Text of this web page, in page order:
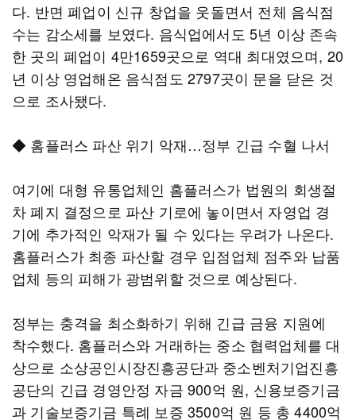
다. 반면 폐업이 신규 창업을 웃돌면서 전체 음식점
수는 감소세를 보였다. 음식업에서도 5년 이상 존속
한 곳의 폐업이 4만1659곳으로 역대 최대였으며, 20
년 이상 영업해온 음식점도 2797곳이 문을 닫은 것
으로 조사됐다.
◆ 홈플러스 파산 위기 악재…정부 긴급 수혈 나서
여기에 대형 유통업체인 홈플러스가 법원의 회생절
차 폐지 결정으로 파산 기로에 놓이면서 자영업 경
기에 추가적인 악재가 될 수 있다는 우려가 나온다.
홈플러스가 최종 파산할 경우 입점업체 점주와 납품
업체 등의 피해가 광범위할 것으로 예상된다.
정부는 충격을 최소화하기 위해 긴급 금융 지원에
착수했다. 홈플러스와 거래하는 중소 협력업체를 대
상으로 소상공인시장진흥공단과 중소벤처기업진흥
공단의 긴급 경영안정 자금 900억 원, 신용보증기금
과 기술보증기금 특례 보증 3500억 원 등 총 4400억